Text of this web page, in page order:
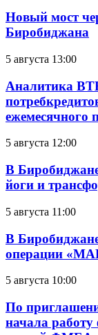
Новый мост
Биробиджана
5 августа 13:00
Аналитика
ежемесячного
5 августа 12:00
В
йоги и
5 августа 11:00
В
операции
5 августа 10:00
По
начала работу